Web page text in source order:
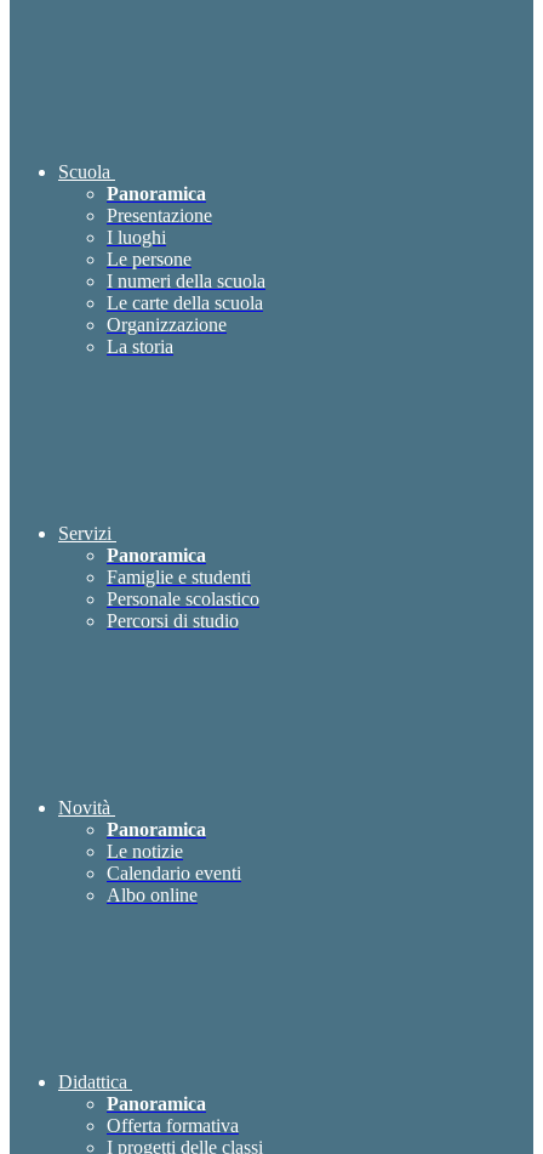
Scuola
Panoramica
Presentazione
I luoghi
Le persone
I numeri della scuola
Le carte della scuola
Organizzazione
La storia
Servizi
Panoramica
Famiglie e studenti
Personale scolastico
Percorsi di studio
Novità
Panoramica
Le notizie
Calendario eventi
Albo online
Didattica
Panoramica
Offerta formativa
I progetti delle classi